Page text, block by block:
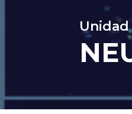
Unidad